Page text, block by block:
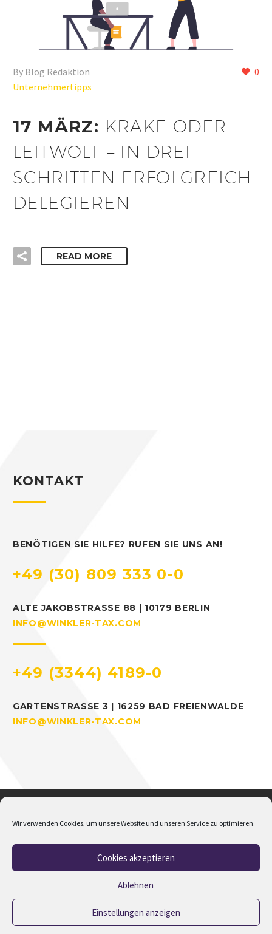
Wir verwenden Cookies, um unsere Website und unseren Service zu optimieren.
Cookies akzeptieren
Ablehnen
Einstellungen anzeigen
0
By Blog Redaktion
Unternehmertipps
17 MÄRZ: KRAKE ODER
LEITWOLF – IN DREI
SCHRITTEN ERFOLGREICH
DELEGIEREN
READ MORE
KONTAKT
BENÖTIGEN SIE HILFE? RUFEN SIE UNS AN!
+49 (30) 809 333 0-0
ALTE JAKOBSTRASSE 88 | 10179 BERLIN
INFO@WINKLER-TAX.COM
+49 (3344) 4189-0
GARTENSTRASSE 3 | 16259 BAD FREIENWALDE
INFO@WINKLER-TAX.COM
Datenschutz
2023 © Copyrights M.Winkler